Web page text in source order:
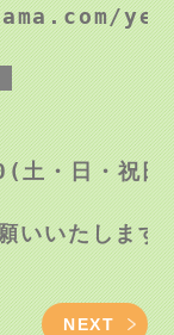
土・日・祝日
NEXT